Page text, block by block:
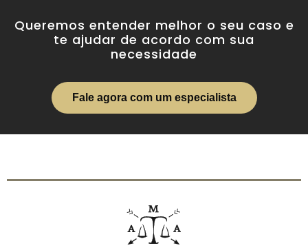
Queremos entender melhor o seu caso e
te ajudar de acordo com sua
necessidade
Fale agora com um especialista